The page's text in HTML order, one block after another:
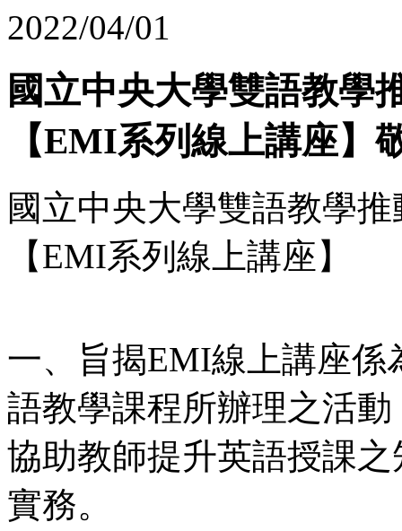
2022/04/01
國立中央大學雙語教學
【EMI系列線上講座】
國立中央大學雙語教學
【EMI系列線上講座】
一、旨揭EMI線上講座
語教學課程所辦理之活
協助教師提升英語授課
實務。